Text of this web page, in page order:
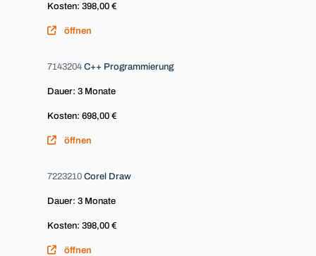
Kosten: 398,00 €
öffnen
7143204 C++ Programmierung
Dauer: 3 Monate
Kosten: 698,00 €
öffnen
7223210 Corel Draw
Dauer: 3 Monate
Kosten: 398,00 €
öffnen